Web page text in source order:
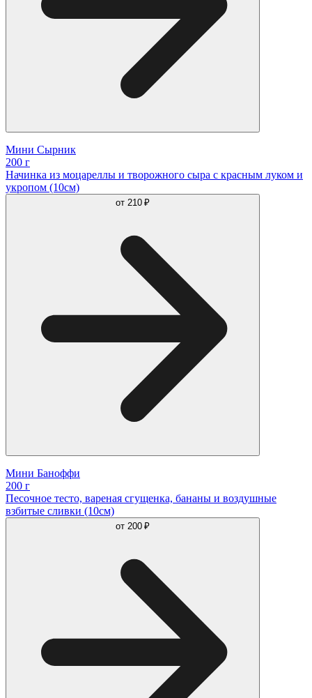
Мини Сырник
200 г
Начинка из моцареллы и творожного сыра с красным луком и
укропом (10см)
от 210 ₽
Мини Баноффи
200 г
Песочное тесто, вареная сгущенка, бананы и воздушные
взбитые сливки (10см)
от 200 ₽